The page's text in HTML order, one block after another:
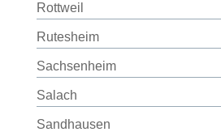
Rottweil
Rutesheim
Sachsenheim
Salach
Sandhausen